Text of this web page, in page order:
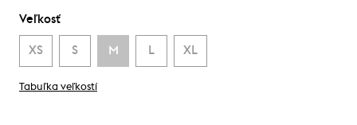
Veľkosť
XS S M L XL
Tabuľka veľkostí